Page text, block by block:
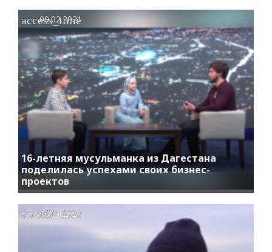
16-летняя мусульманка из Дагестана
поделилась успехами своих бизнес-
проектов
access_time
09.02.2021
access_time
16.01.2021